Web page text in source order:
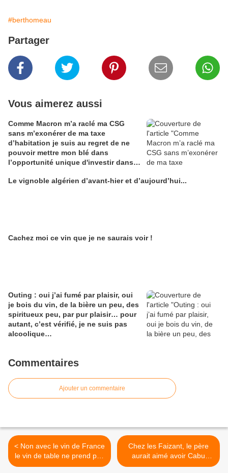
#berthomeau
Partager
Vous aimerez aussi
Comme Macron m’a raclé ma CSG
sans m’exonérer de ma taxe
d’habitation je suis au regret de ne
pouvoir mettre mon blé dans
l’opportunité unique d'investir dans
Alain Edouard
Le vignoble algérien d’avant-hier et d’aujourd’hui...
Cachez moi ce vin que je ne saurais voir !
Outing : oui j’ai fumé par plaisir, oui
je bois du vin, de la bière un peu, des
spiritueux peu, par pur plaisir… pour
autant, c’est vérifié, je ne suis pas
alcoolique…
Commentaires
Ajouter un commentaire
< Non avec le vin de France
le vin de table ne prend pas
sa revanche n’en déplaise à
Chez les Faizant, le père
aurait aimé avoir Cabu
comme fils, alors son fils a